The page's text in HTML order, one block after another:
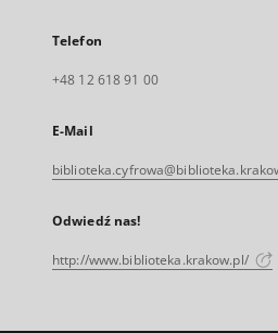
Telefon
+48 12 618 91 00
E-Mail
Odwiedź nas!
http://www.biblioteka.krakow.pl/